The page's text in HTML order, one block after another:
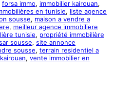
forsa immo, immobilier kairouan,
en tunisie, liste agence
sousse, maison a vendre a
, meilleur agence immobiliere
tunisie, propriété immobilière
sousse, site annonce
sousse, terrain residentiel a
, vente immobilier en